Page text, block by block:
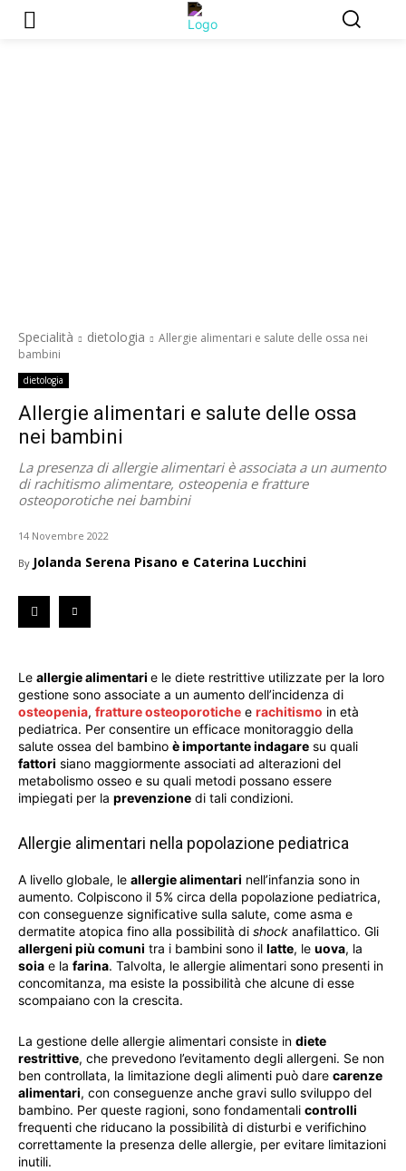
Specialità dietologia
Allergie alimentari e salute delle ossa nei
bambini
dietologia
Allergie alimentari e salute delle ossa
nei bambini
La presenza di allergie alimentari è associata a un aumento
di rachitismo alimentare, osteopenia e fratture
osteoporotiche nei bambini
14 Novembre 2022
By Jolanda Serena Pisano e Caterina Lucchini
Le allergie alimentari e le diete restrittive utilizzate per la loro
gestione sono associate a un aumento dell’incidenza di
osteopenia, fratture osteoporotiche e rachitismo in età
pediatrica. Per consentire un efficace monitoraggio della
salute ossea del bambino è importante indagare su quali
fattori siano maggiormente associati ad alterazioni del
metabolismo osseo e su quali metodi possano essere
impiegati per la prevenzione di tali condizioni.
Allergie alimentari nella popolazione pediatrica
A livello globale, le allergie alimentari nell’infanzia sono in
aumento. Colpiscono il 5% circa della popolazione pediatrica,
con conseguenze significative sulla salute, come asma e
dermatite atopica fino alla possibilità di shock anafilattico. Gli
allergeni più comuni tra i bambini sono il latte, le uova, la
soia e la farina. Talvolta, le allergie alimentari sono presenti in
concomitanza, ma esiste la possibilità che alcune di esse
scompaiano con la crescita.
La gestione delle allergie alimentari consiste in diete
restrittive, che prevedono l’evitamento degli allergeni. Se non
ben controllata, la limitazione degli alimenti può dare carenze
alimentari, con conseguenze anche gravi sullo sviluppo del
bambino. Per queste ragioni, sono fondamentali controlli
frequenti che riducano la possibilità di disturbi e verifichino
correttamente la presenza delle allergie, per evitare limitazioni
inutili.